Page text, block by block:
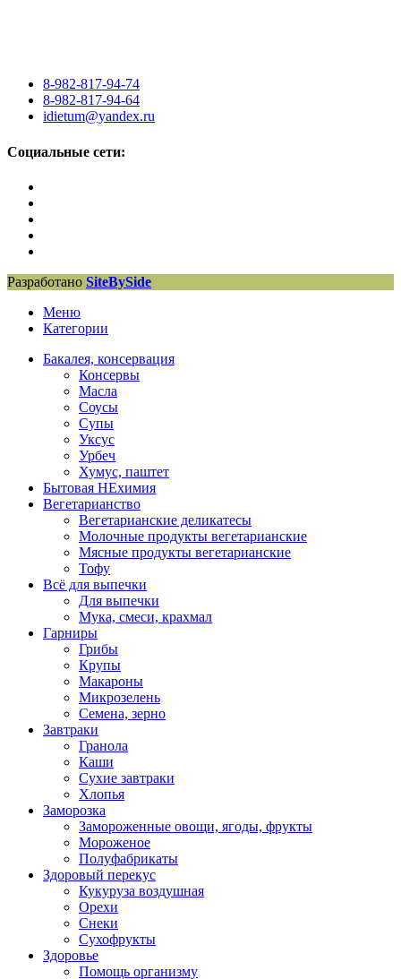
8-982-817-94-74
8-982-817-94-64
idietum@yandex.ru
Социальные сети:
Разработано SiteBySide
Меню
Категории
Бакалея, консервация
Консервы
Масла
Соусы
Супы
Уксус
Урбеч
Хумус, паштет
Бытовая НЕхимия
Вегетарианство
Вегетарианские деликатесы
Молочные продукты вегетарианские
Мясные продукты вегетарианские
Тофу
Всё для выпечки
Для выпечки
Мука, смеси, крахмал
Гарниры
Грибы
Крупы
Макароны
Микрозелень
Семена, зерно
Завтраки
Гранола
Каши
Сухие завтраки
Хлопья
Заморозка
Замороженные овощи, ягоды, фрукты
Мороженое
Полуфабрикаты
Здоровый перекус
Кукуруза воздушная
Орехи
Снеки
Сухофрукты
Здоровье
Помощь организму